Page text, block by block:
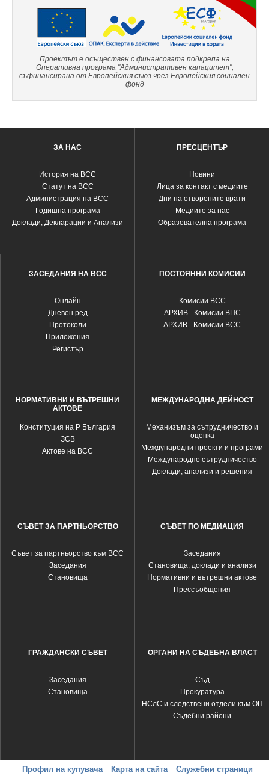
Проектът е осъществен с финансовата подкрепа на
Оперативна програма "Административен капацитет",
съфинансирана от Европейския съюз чрез Европейския социален
фонд
ЗА НАС
История на ВСС
Статут на ВСС
Администрация на ВСС
Годишна програма
Доклади, Декларации и Анализи
ПРЕСЦЕНТЪР
Новини
Лица за контакт с медиите
Дни на отворените врати
Медиите за нас
Образователна програма
ЗАСЕДАНИЯ НА ВСС
Oнлайн
Дневен ред
Протоколи
Приложения
Регистър
ПОСТОЯННИ КОМИСИИ
Комисии ВСС
АРХИВ - Комисии ВПС
АРХИВ - Kомисии ВСС
НОРМАТИВНИ И ВЪТРЕШНИ
АКТОВЕ
Конституция на Р България
ЗСВ
Актове на ВСС
МЕЖДУНАРОДНА ДЕЙНОСТ
Механизъм за сътрудничество и
оценка
Международни проекти и програми
Международно сътрудничество
Доклади, анализи и решения
СЪВЕТ ЗА ПАРТНЬОРСТВО
Съвет за партньорство към ВСС
Заседания
Становища
СЪВЕТ ПО МЕДИАЦИЯ
Заседания
Становища, доклади и анализи
Нормативни и вътрешни актове
Прессъобщения
ГРАЖДАНСКИ СЪВЕТ
Заседания
Становища
ОРГАНИ НА СЪДЕБНА ВЛАСТ
Съд
Прокуратура
НСлС и следствени отдели към ОП
Съдебни райони
Профил на купувача Карта на сайта Служебни страници